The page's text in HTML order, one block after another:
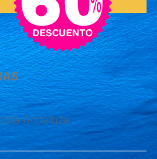
Andaluza